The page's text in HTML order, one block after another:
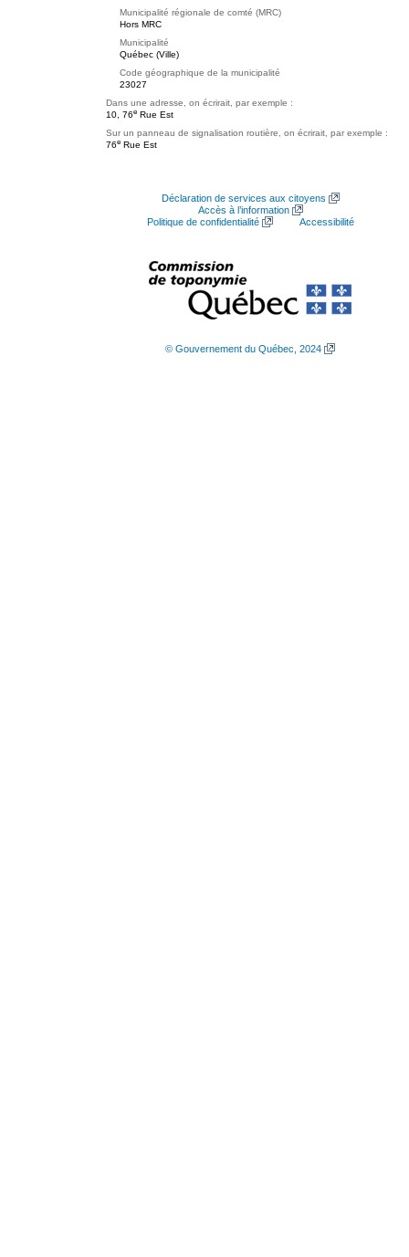
Municipalité régionale de comté (MRC)
Hors MRC
Municipalité
Québec (Ville)
Code géographique de la municipalité
23027
Dans une adresse, on écrirait, par exemple :
10, 76e Rue Est
Sur un panneau de signalisation routière, on écrirait, par exemple :
76e Rue Est
Déclaration de services aux citoyens
Accès à l’information
Politique de confidentialité
Accessibilité
© Gouvernement du Québec, 2024